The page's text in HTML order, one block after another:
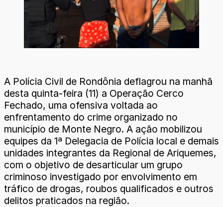
A Polícia Civil de Rondônia deflagrou na manhã
desta quinta-feira (11) a Operação Cerco
Fechado, uma ofensiva voltada ao
enfrentamento do crime organizado no
município de Monte Negro. A ação mobilizou
equipes da 1ª Delegacia de Polícia local e demais
unidades integrantes da Regional de Ariquemes,
com o objetivo de desarticular um grupo
criminoso investigado por envolvimento em
tráfico de drogas, roubos qualificados e outros
delitos praticados na região.